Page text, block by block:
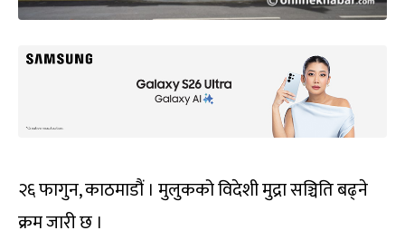
२६ फागुन, काठमाडौं । मुलुकको विदेशी मुद्रा सञ्चिति बढ्ने
क्रम जारी छ ।